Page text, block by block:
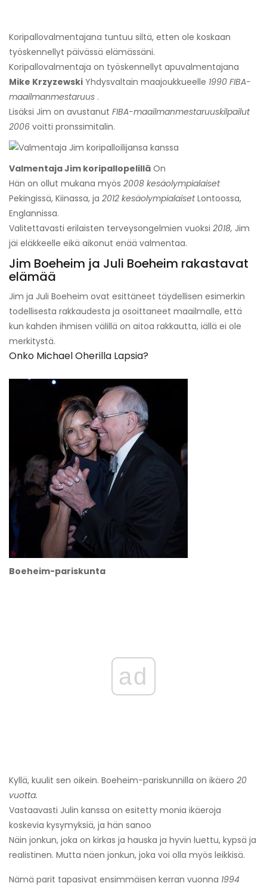
Koripallovalmentajana tuntuu siltä, ​​etten ole koskaan
työskennellyt päivässä elämässäni.
Koripallovalmentaja on työskennellyt apuvalmentajana
Mike Krzyzewski Yhdysvaltain maajoukkueelle 1990 FIBA-
maailmanmestaruus .
Lisäksi Jim on avustanut FIBA-maailmanmestaruuskilpailut
2006 voitti pronssimitalin.
Valmentaja Jim koripallopelillä On
Hän on ollut mukana myös 2008 kesäolympialaiset
Pekingissä, Kiinassa, ja 2012 kesäolympialaisetLontoossa,
Englannissa.
Valitettavasti erilaisten terveysongelmien vuoksi 2018, Jim
jäi eläkkeelle eikä aikonut enää valmentaa.
Jim Boeheim ja Juli Boeheim rakastavat
elämää
Jim ja Juli Boeheim ovat esittäneet täydellisen esimerkin
todellisesta rakkaudesta ja osoittaneet maailmalle, että
kun kahden ihmisen välillä on aitoa rakkautta, iällä ei ole
merkitystä.
Onko Michael Oherilla Lapsia?
Boeheim-pariskunta
ad
Kyllä, kuulit sen oikein. Boeheim-pariskunnilla on ikäero 20
vuotta.
Vastaavasti Julin kanssa on esitetty monia ikäeroja
koskevia kysymyksiä, ja hän sanoo
Näin jonkun, joka on kirkas ja hauska ja hyvin luettu, kypsä ja
realistinen. Mutta näen jonkun, joka voi olla myös leikkisä.
Nämä parit tapasivat ensimmäisen kerran vuonna 1994